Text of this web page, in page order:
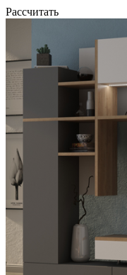
Рассчитать